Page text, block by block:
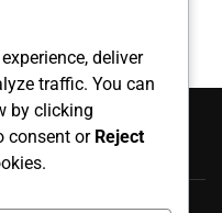
deliver
traffic. You can
by clicking
consent or Reject